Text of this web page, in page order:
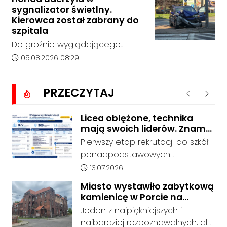
Kędzierzynie-Koźlu zakończył się
bez rozstrzygnięcia. Mimo
wcześniejszego zainteresowania
terenem ze strony sieci Dino, do
postępowania nie zgłosił się
żaden oferent.
sygnalizator świetlny.
Kierowca został zabrany do
szpitala
Do groźnie wyglądającego
zdarzenia drogowego doszło w
godziny 6:30 kierujący
samochodem marki Honda
zjechał z drogi i uderzył w
sygnalizator świetlny.
Data dodania artykułu:
05.08.2026 08:29
PRZECZYTAJ Poprzednie
Licea oblężone, technika
mają swoich liderów. Znamy
wstępne wyniki rekrutacji do
szkół w powiecie
Pierwszy etap rekrutacji do szkół
ponadpodstawowych
prowadzonych przez Powiat
coraz wyraźniejsze preferencje
tegorocznych absolwentów szkół
podstawowych. Dane dotyczą
Data dodania artykułu:
13.07.2026
Miasto wystawiło zabytkową
kamienicę w Porcie na
sprzedaż. W dawnym hotelu
mają powstać mieszkania
Jeden z najpiękniejszych i
najbardziej rozpoznawalnych, ale